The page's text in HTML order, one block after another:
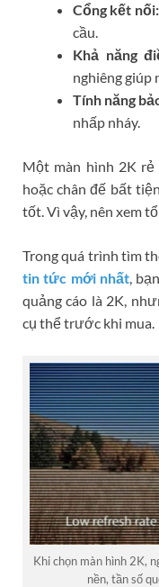
Cổng kết nối:
cầu.
Khả năng
nghiêng giúp
Tính năng
nhấp nháy.
Một màn hình 2K
hoặc chân đế bất
tốt. Vì vậy, nên xem
Trong quá trình tìm
tin tức mới nhất,
quảng cáo là 2K,
cụ thể trước khi mua.
Khi chọn màn hình 2K,
nền, tần số